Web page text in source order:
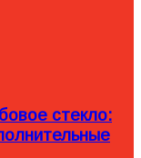
стекло: